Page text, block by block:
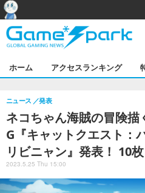
ホーム アクセスランキング
ネコちゃん海賊の冒険描
G『キャットクエスト：
リビニャン』発表！ 10
ニュース 発表
2023.5.25 Thu 15:00